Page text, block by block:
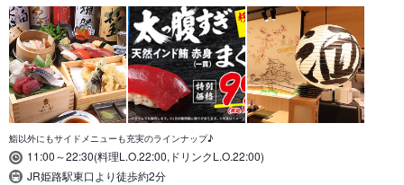
鮨以外にもサイドメニューも充実のラインナップ♪
11:00～22:30(料理L.O.22:00,ドリンクL.O.22:00)
JR姫路駅東口より徒歩約2分